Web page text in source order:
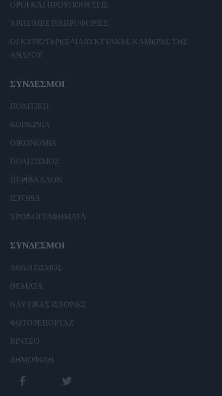
ΟΡΟΙ ΚΑΙ ΠΡΟΫΠΟΘΕΣΕΙΣ
ΧΡΗΣΙΜΕΣ ΠΛΗΡΟΦΟΡΙΕΣ
ΟΙ ΚΥΡΙΟΤΕΡΕΣ ΔΙΑΔΥΚΤΥΑΚΕΣ ΚΑΜΕΡΕΣ ΤΗΣ
ΑΝΔΡΟΥ
ΣΥΝΔΕΣΜΟΙ
ΠΟΛΙΤΙΚΗ
ΚΟΙΝΩΝΙΑ
ΟΙΚΟΝΟΜΙΑ
ΠΟΛΙΤΙΣΜΟΣ
ΠΕΡΙΒΑΛΛΟΝ
ΙΣΤΟΡΙΑ
ΧΡΟΝΟΓΡΑΦΗΜΑΤΑ
ΣΥΝΔΕΣΜΟΙ
ΑΘΛΗΤΙΣΜΟΣ
ΘΕΜΑΤΑ
ΝΑΥΤΙΚΕΣ ΙΣΤΟΡΙΕΣ
ΦΩΤΟΡΕΠΟΡΤΑΖ
ΒΙΝΤΕΟ
ΔΗΜΟΦΙΛΗ